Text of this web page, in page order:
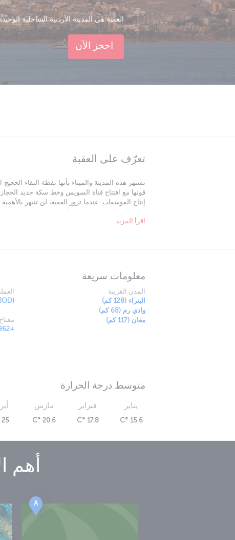
العقبة هي المدينة الأردنية الساحلية
احجز الآن
تعرّف على العقبة
تشتهر هذه المدينة والميناء بأنها نقطة التقاء
قوتها مع افتتاح قناة السويس وخط سكة حديد
إنتاج الفوسفات. عندما تزور العقبة، لن تنبهر
أصوات هذه المدينة الجميلة ذات الثقافة الغنية
اقرأ المزيد
معلومات سريعة
المدن القريبة
البتراء (128 كم)
وادي رم (68 كم)
معان (117 كم)
+962
متوسط درجة الحرارة
يناير
15.6 °C
فبراير
17.8 °C
مارس
20.6 °C
25 °C
أهم
A